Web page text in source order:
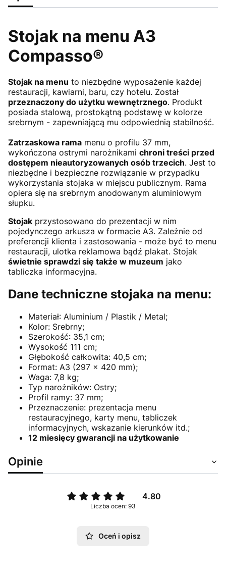
Stojak na menu A3
Compasso®
Stojak na menu to niezbędne wyposażenie każdej
restauracji, kawiarni, baru, czy hotelu. Został
przeznaczony do użytku wewnętrznego. Produkt
posiada stalową, prostokątną podstawę w kolorze
srebrnym - zapewniającą mu odpowiednią stabilność.
Zatrzaskowa rama menu o profilu 37 mm,
wykończona ostrymi narożnikami chroni treści przed
dostępem nieautoryzowanych osób trzecich. Jest to
niezbędne i bezpieczne rozwiązanie w przypadku
wykorzystania stojaka w miejscu publicznym. Rama
opiera się na srebrnym anodowanym aluminiowym
słupku.
Stojak przystosowano do prezentacji w nim
pojedynczego arkusza w formacie A3. Zależnie od
preferencji klienta i zastosowania - może być to menu
restauracji, ulotka reklamowa bądź plakat. Stojak
świetnie sprawdzi się także w muzeum jako
tabliczka informacyjna.
Dane techniczne stojaka na menu:
Materiał: Aluminium / Plastik / Metal;
Kolor: Srebrny;
Szerokość: 35,1 cm;
Wysokość 111 cm;
Głębokość całkowita: 40,5 cm;
Format: A3 (297 x 420 mm);
Waga: 7,8 kg;
Typ narożników: Ostry;
Profil ramy: 37 mm;
Przeznaczenie: prezentacja menu
restauracyjnego, karty menu, tabliczek
informacyjnych, wskazanie kierunków itd.;
12 miesięcy gwarancji na użytkowanie
Opinie
4.80
Liczba ocen: 93
Oceń i opisz